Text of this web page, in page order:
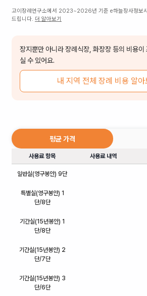
고이장례연구소에서 2023~2026년 기준 e하늘장사정보
드립니다. 더 알아보기
장지뿐만 아니라 장례식장, 화장장 등의 비용이
실 수 있어요.
내 지역 전체 장례 비용 알아
평균 가격
사용료 항목 사용료 내역
일반실(영구봉안) 9단
특별실(영구봉안) 1
단/8단
기간실(15년봉안) 1
단/8단
기간실(15년봉안) 2
단/7단
기간실(15년봉안) 3
단/6단